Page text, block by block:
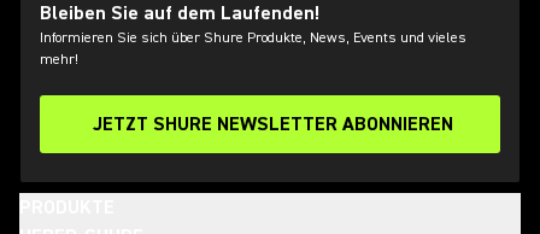
Bleiben Sie auf dem Laufenden!
Informieren Sie sich über Shure Produkte, News, Events und vieles
mehr!
JETZT SHURE NEWSLETTER ABONNIEREN